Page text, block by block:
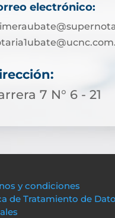
electrónico:
7 N° 6 - 21
y condiciones
de Tratamiento de